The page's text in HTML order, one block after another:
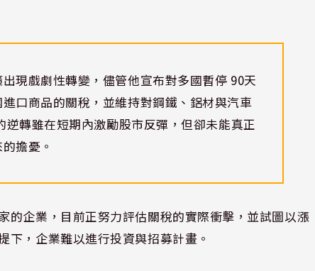
現戲劇性轉變，儘管他宣布對多國暫停 90天
口商品的關稅，並維持對鋼鐵、鋁材與汽車
轉雖在短期內激勵股市反彈，但卻未能真正
擔憂。
的企業，目前正努力評估關稅的實際衝擊，並試圖以漲
，企業難以進行投資與招募計畫。